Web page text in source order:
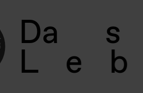
Da s
L e b